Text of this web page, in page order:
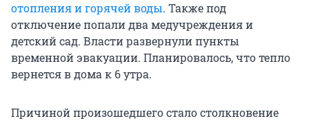
отопления и горячей воды. Также под
отключение попали два медучреждения и
детский сад. Власти развернули пункты
временной эвакуации. Планировалось, что тепло
вернется в дома к 6 утра.
Причиной произошедшего стало столкновение